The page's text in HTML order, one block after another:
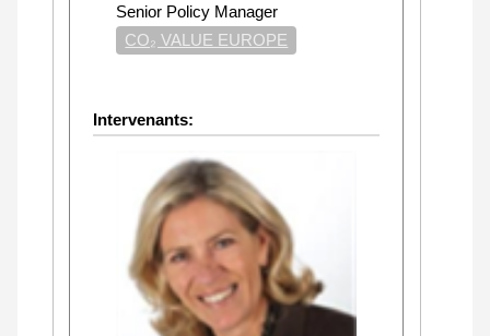
Senior Policy Manager
CO₂ VALUE EUROPE
Intervenants: